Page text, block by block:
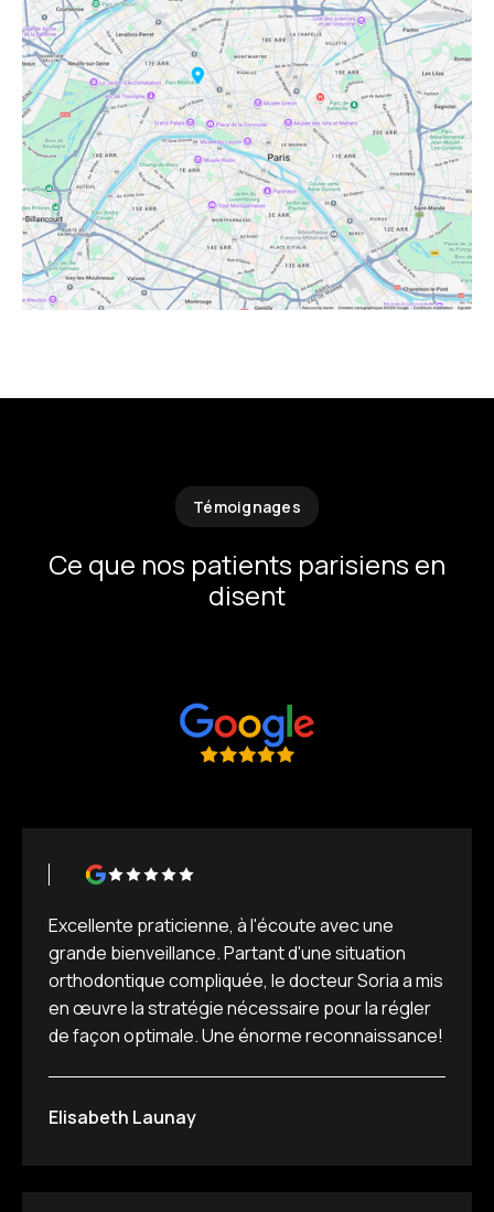
Témoignages
Ce que nos patients parisiens en
disent
Excellente praticienne, à l'écoute avec une
grande bienveillance. Partant d'une situation
orthodontique compliquée, le docteur Soria a mis
en œuvre la stratégie nécessaire pour la régler
de façon optimale. Une énorme reconnaissance!
Elisabeth Launay